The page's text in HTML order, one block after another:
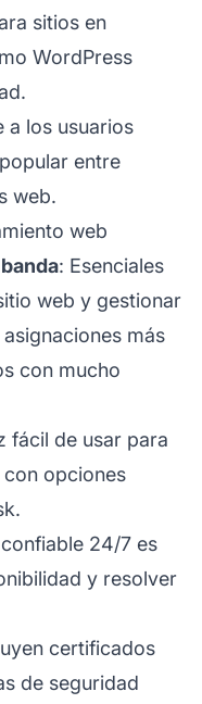
sitios en
WordPress
a los usuarios
entre
web.
web
: Esenciales
web y gestionar
más
con mucho
fácil de usar para
opciones
24/7 es
y resolver
certificados
de seguridad